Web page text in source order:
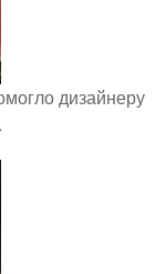
дизайнеру